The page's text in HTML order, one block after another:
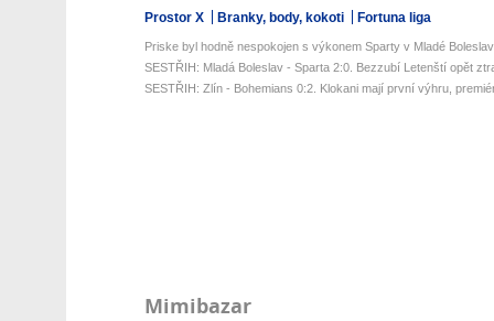
Prostor X Branky, body, kokoti Fortuna liga
Priske byl hodně nespokojen s výkonem Sparty v Mladé
SESTŘIH: Mladá Boleslav - Sparta 2:0. Bezzubí Letenští opět
SESTŘIH: Zlín - Bohemians 0:2. Klokani mají první výhru,
Mimibazar